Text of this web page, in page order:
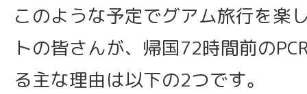
このような予定でグアム旅行を楽
トの皆さんが、帰国72時間前の
る主な理由は以下の2つです。